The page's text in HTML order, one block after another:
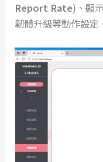
Report Rate)、顯
韌體升級等動作設定